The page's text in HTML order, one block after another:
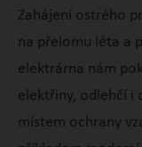
Zahájení ostrého
na přelomu léta a
elektrárna nám
elektřiny, odlehčí i
místem ochrany